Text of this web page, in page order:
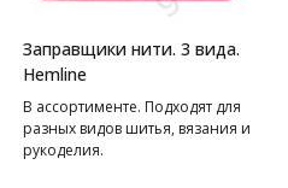
Заправщики нити. 3 вида.
Hemline
В ассортименте. Подходят для
разных видов шитья, вязания и
рукоделия.